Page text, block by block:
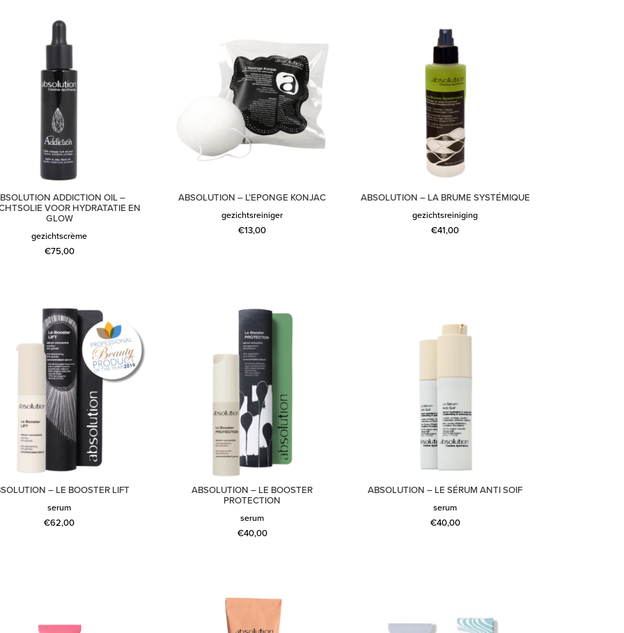
ADDICTION OIL –
VOOR HYDRATATIE EN
GLOW
gezichtscrème
€75,00
ABSOLUTION – L’EPONGE KONJAC
gezichtsreiniger
€13,00
ABSOLUTION – LA BRUME SYSTÉMIQUE
gezichtsreiniging
€41,00
– LE BOOSTER LIFT
serum
€62,00
ABSOLUTION – LE BOOSTER
PROTECTION
serum
€40,00
ABSOLUTION – LE SÉRUM ANTI SOIF
serum
€40,00